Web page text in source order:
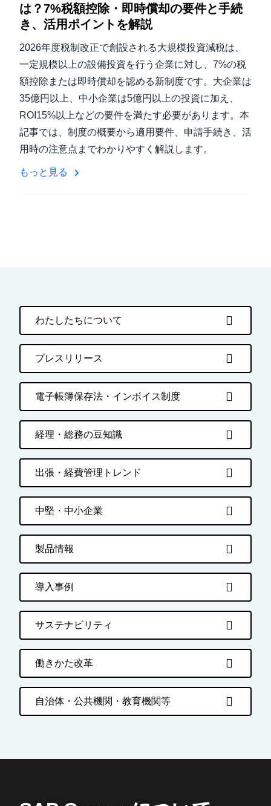
は？7%税額控除・即時償却の要件と手続
き、活用ポイントを解説
2026年度税制改正で創設される大規模投資減税は、
一定規模以上の設備投資を行う企業に対し、7%の税
額控除または即時償却を認める新制度です。大企業は
35億円以上、中小企業は5億円以上の投資に加え、
ROI15%以上などの要件を満たす必要があります。本
記事では、制度の概要から適用要件、申請手続き、活
用時の注意点までわかりやすく解説します。
もっと見る
わたしたちについて
プレスリリース
電子帳簿保存法・インボイス制度
経理・総務の豆知識
出張・経費管理トレンド
中堅・中小企業
製品情報
導入事例
サステナビリティ
働きかた改革
自治体・公共機関・教育機関等